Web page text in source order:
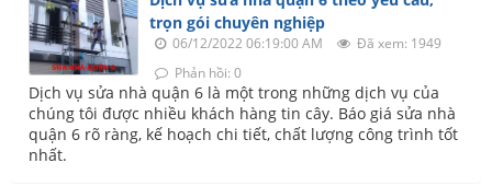
trọn gói chuyên nghiệp
06/12/2022 06:19:00 AM
Đã xem: 1949
Phản hồi: 0
Dịch vụ sửa nhà quận 6 là một trong những dịch vụ của
chúng tôi được nhiều khách hàng tin cây. Báo giá sửa nhà
quận 6 rõ ràng, kế hoạch chi tiết, chất lượng công trình tốt
nhất.